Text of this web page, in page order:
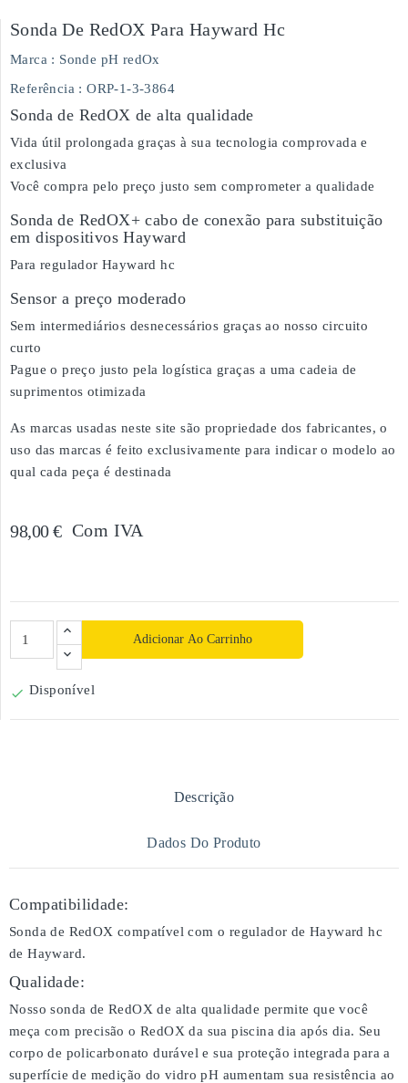
Sonda De RedOX Para Hayward Hc
Marca : Sonde pH redOx
Referência : ORP-1-3-3864
Sonda de RedOX de alta qualidade
Vida útil prolongada graças à sua tecnologia comprovada e
exclusiva
Você compra pelo preço justo sem comprometer a qualidade
Sonda de RedOX+ cabo de conexão para substituição
em dispositivos Hayward
Para regulador Hayward hc
Sensor a preço moderado
Sem intermediários desnecessários graças ao nosso circuito
curto
Pague o preço justo pela logística graças a uma cadeia de
suprimentos otimizada
As marcas usadas neste site são propriedade dos fabricantes, o
uso das marcas é feito exclusivamente para indicar o modelo ao
qual cada peça é destinada
98,00 € Com IVA
Adicionar Ao Carrinho
 Disponível
Descrição
Dados Do Produto
Compatibilidade:
Sonda de RedOX compatível com o regulador de Hayward hc
de Hayward.
Qualidade:
Nosso sonda de RedOX de alta qualidade permite que você
meça com precisão o RedOX da sua piscina dia após dia. Seu
corpo de policarbonato durável e sua proteção integrada para a
superfície de medição do vidro pH aumentam sua resistência ao